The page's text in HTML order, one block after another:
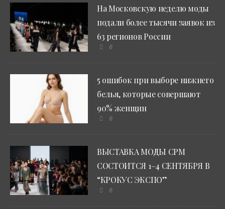
На Московскую неделю моды
подали более тысячи заявок из
63 регионов России
0
5 ошибок при выборе нижнего
белья, которые совершают
90% женщин
0
ВЫСТАВКА МОДЫ CPM
СОСТОИТСЯ 1–4 СЕНТЯБРЯ В
“КРОКУС ЭКСПО”
0